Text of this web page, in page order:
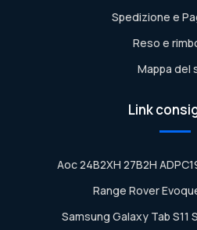
Spedizione e
Reso e
Mappa del
Link
Aoc 24B2XH 27B2H
Range Rover
Samsung Galaxy Tab S11